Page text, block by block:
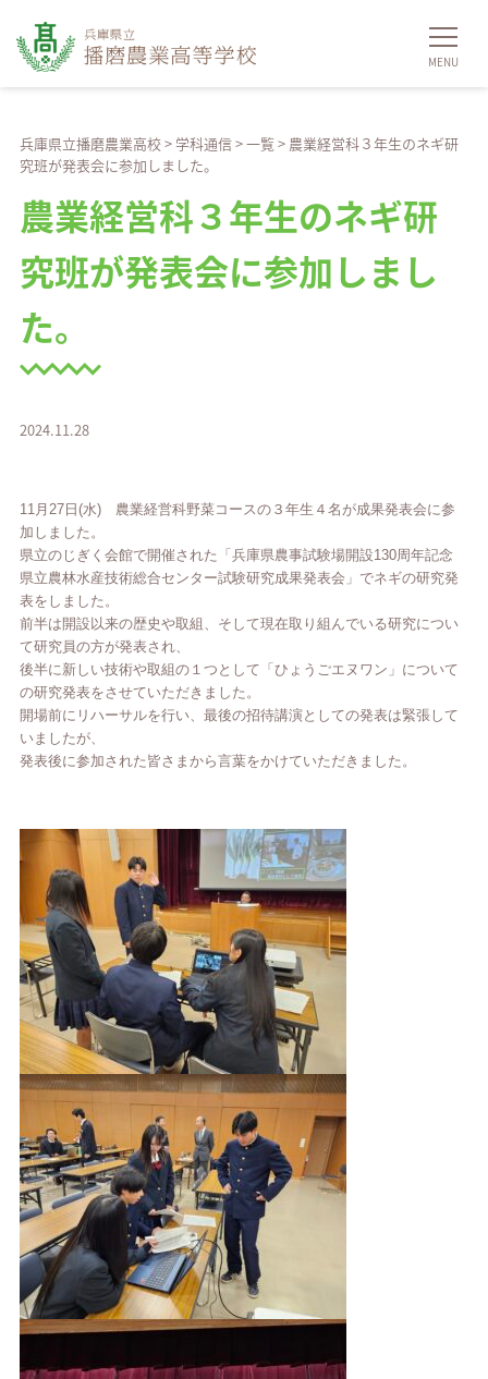
兵庫県立播磨農業高校> 学科通信>一覧> 農業経営科３年生のネギ研
究班が発表会に参加しました。
農業経営科３年生のネギ研
究班が発表会に参加しまし
た。
2024.11.28
11月27日(水) 農業経営科野菜コースの３年生４名が成果発表会に参
加しました。
県立のじぎく会館で開催された「兵庫県農事試験場開設130周年記念
県立農林水産技術総合センター試験研究成果発表会」でネギの研究発
表をしました。
前半は開設以来の歴史や取組、そして現在取り組んでいる研究につい
て研究員の方が発表され、
後半に新しい技術や取組の１つとして「ひょうごエヌワン」について
の研究発表をさせていただきました。
開場前にリハーサルを行い、最後の招待講演としての発表は緊張して
いましたが、
発表後に参加された皆さまから言葉をかけていただきました。